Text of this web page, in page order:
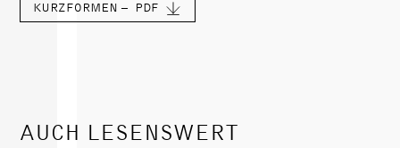
KURZFORMEN – PDF
AUCH LESENSWERT